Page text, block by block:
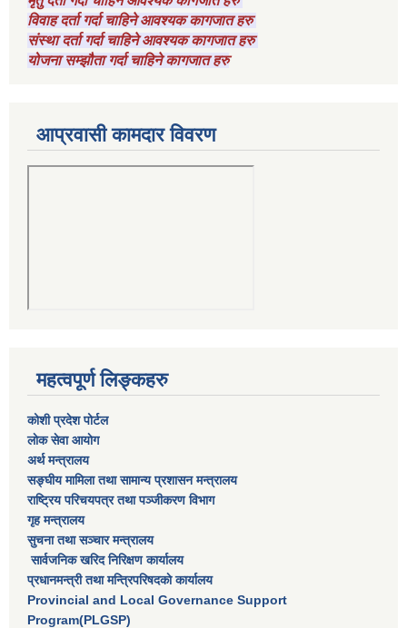
विवाह दर्ता गर्दा चाहिने आवश्यक कागजात हरु
संस्था दर्ता गर्दा चाहिने आवश्यक कागजात हरु
योजना सम्झौता गर्दा चाहिने कागजात हरु
आप्रवासी कामदार विवरण
महत्वपूर्ण लिङ्कहरु
कोशी प्रदेश पोर्टल
लाेक सेवा आयाेग
अर्थ मन्त्रालय
सङ्घीय मामिला तथा सामान्य प्रशासन मन्त्रालय
राष्‍ट्रिय परिचयपत्र तथा पञ्‍जीकरण विभाग
गृह मन्त्रालय
सुचना तथा सञ्चार मन्त्रालय
सार्वजनिक खरिद निरिक्षण कार्यालय
प्रधानमन्त्री तथा मन्त्रिपरिषदकाे कार्यालय
Provincial and Local Governance Support
Program(PLGSP)